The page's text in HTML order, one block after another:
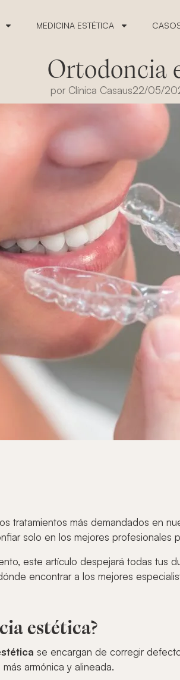
MEDICINA ESTÉTICA
Ortodoncia
por Clínica Casaus22/05/
tratamientos más demandados en
solo en los mejores profesionales
este artículo despejará todas tus
encontrar a los mejores
estética?
se encargan de corregir
armónica y alineada.